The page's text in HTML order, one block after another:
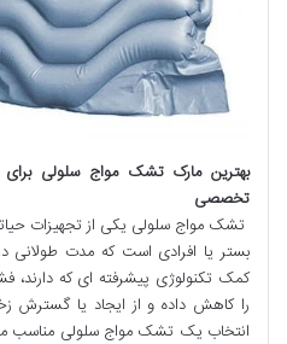
بهترین مارک تشک مواج سلولی برای
تخصصی
تشک مواج سلولی یکی از تجهیزات
بستر یا افرادی است که مدت طولانی
کمک تکنولوژی پیشرفته ای که دارند،
را کاهش داده و از ایجاد یا گسترش
انتخاب یک تشک مواج سلولی مناسب می